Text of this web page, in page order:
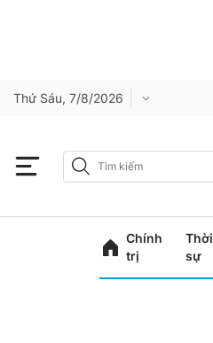
Thứ Sáu, 7/8/2026
Chính
trị
Thời
sự